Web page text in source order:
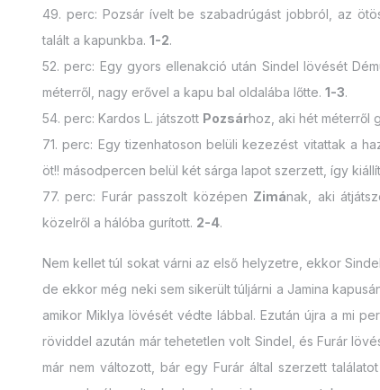
49. perc: Pozsár ívelt be szabadrúgást jobbról, az
talált a kapunkba. 1-2.
52. perc: Egy gyors ellenakció után Sindel lövését
méterről, nagy erővel a kapu bal oldalába lőtte. 1-3.
54. perc: Kardos L. játszott Pozsárhoz, aki hét méterről
71. perc: Egy tizenhatoson belüli kezezést vitattak a
öt!! másodpercen belül két sárga lapot szerzett, így
77. perc: Furár passzolt középen Zimának, aki
közelről a hálóba gurított. 2-4.
Nem kellet túl sokat várni az első helyzetre, ekkor
de ekkor még neki sem sikerült túljárni a Jamina
amikor Miklya lövését védte lábbal. Ezután újra a mi
röviddel azután már tehetetlen volt Sindel, és Furár
már nem változott, bár egy Furár által szerzett